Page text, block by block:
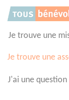
Je trouve une
Je trouve une
J'ai une question
Panneau de gestion